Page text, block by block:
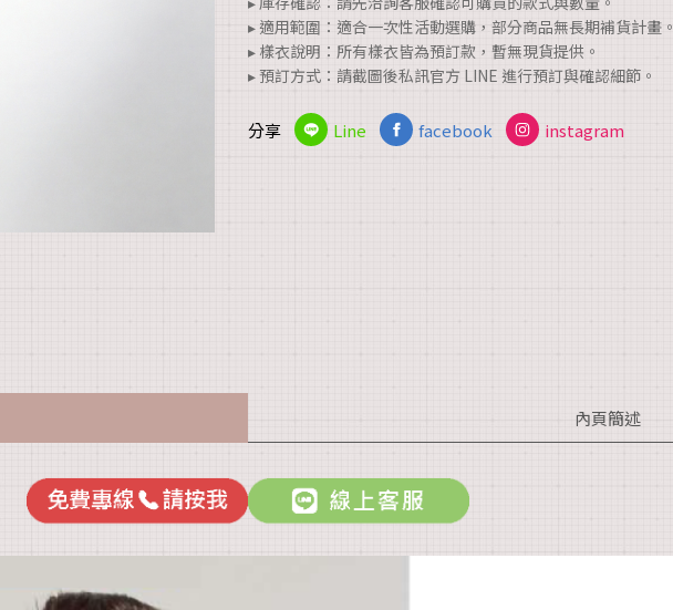
▸ 適用範圍：適合一次性活動選購，部分商品無長期補貨計畫。
▸ 樣衣說明：所有樣衣皆為預訂款，暫無現貨提供。
▸ 預訂方式：請截圖後私訊官方 LINE 進行預訂與確認細節。
分享 Line facebook instagram
內頁簡述